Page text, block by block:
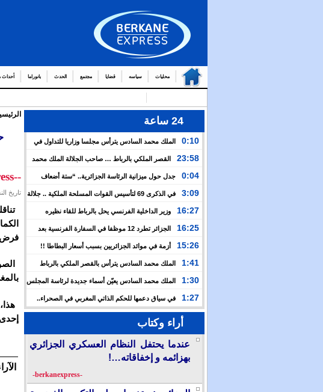
محليات سياسه قضايا مجتمع الحدث بانوراما أحداث
24 ساعة
0:10
الملك محمد السادس يترأس مجلسا وزاريا للتداول في
23:58
القصر الملكي بالرباط … صاحب الجلالة الملك محمد
السادس يترأس مجلسا وزاريا
0:04
جدل حول ميزانية الرئاسة الجزائرية.. “ستة أضعاف
نظيرتها الفرنسية”؟!
3:09
في الذكرى 69 لتأسيس القوات المسلحة الملكية .. جلالة
الملك يدعو لمواصلة التعبئة من أجل تعزيز قوة الجيش وينوه بورش
16:27
وزير الداخلية الفرنسي يحل بالرباط للقاء نظيره
المغربي.. ولفتيت يقترح مراجعة مجموعة من الاتفاقيات بين
16:25
الجزائر تطرد 12 موظفا في السفارة الفرنسية بعد
اعتقال مسؤولها القنصلي وباريس تهدد إما التراجع أو الرد بقوة
15:26 أزمة في موائد الجزائريين بسبب أسعار البطاطا !!
1:41
الملك محمد السادس يترأس بالقصر الملكي بالرباط
حفلا دينيا إحياء لليلة القدر
1:30
الملك محمد السادس يعيّن أسماء جديدة لرئاسة المجلس
الأعلى للتكوين والبحث العلمي والمندوبية الوزارية لحقوق الإنسان
1:27
في سياق دعمها للحكم الذاتي المغربي في الصحراء..
إسبانيا تشرع في إدراج “المسيرة الخضراء” ضمن مقرراتها
الدراسيةأراء وكتاب
عندما يحتفل النظام العسكري الجزائري
بهزائمه و إخفاقاته…!
-berkanexpress-
--berkanexpress--
تاريخ النشر: 2020-04-10 -
فرض